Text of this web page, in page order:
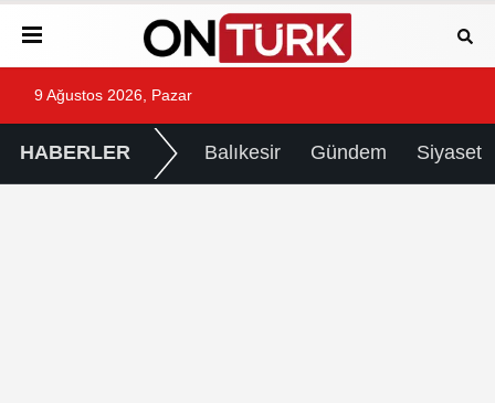
9 Ağustos 2026, Pazar
HABERLER Balıkesir Gündem Siyaset